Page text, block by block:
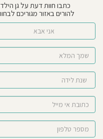
כתבו חוות דעת על גן
להורים באזור מגוריכם
אני אבא